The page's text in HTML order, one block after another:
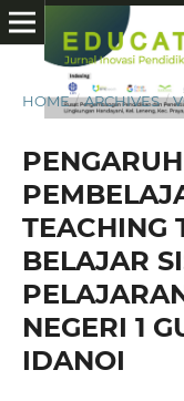
HOME / ARCHIVES /
TEACHING
BELAJAR
NEGERI 1
IDANOI